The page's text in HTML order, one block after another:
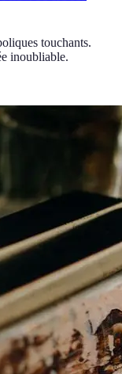
touchants.
inoubliable.